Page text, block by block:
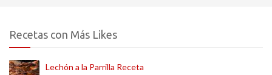
Recetas con Más Likes
Lechón a la Parrilla Receta